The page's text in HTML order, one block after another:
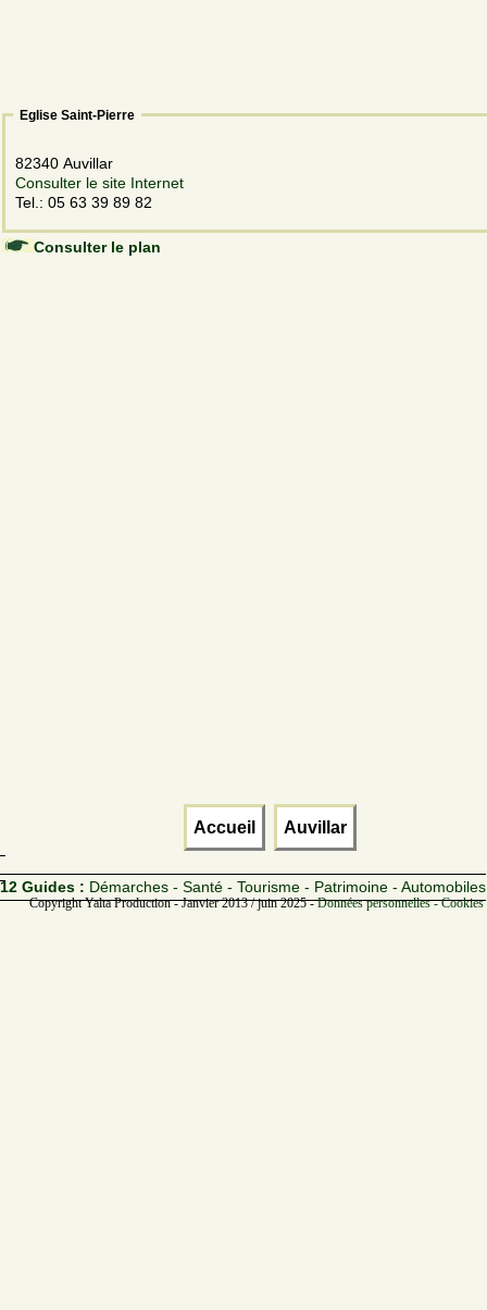
Eglise Saint-Pierre
82340 Auvillar
Consulter le site Internet
Tel.: 05 63 39 89 82
Consulter le plan
Accueil Auvillar
12 Guides : Démarches - Santé - Tourisme - Patrimoine - Automobiles
Copyright Yalta Production - Janvier 2013 / juin 2025 -Données personnelles -